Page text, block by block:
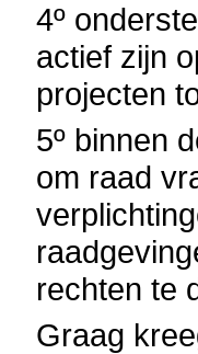
4º
actief zijn
projecten
5º binnen
om raad
rechten te
Graag